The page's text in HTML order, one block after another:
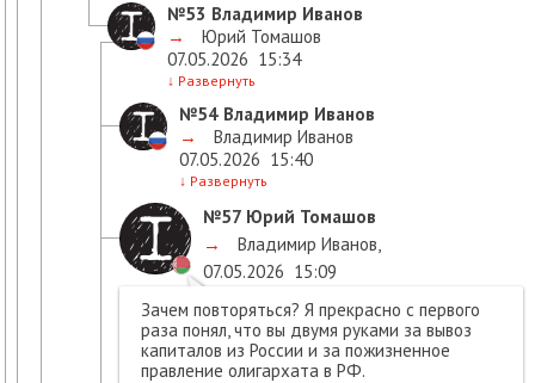
№53 Владимир Иванов
→
Юрий Томашов
07.05.2026 15:34
↓ Развернуть
№54 Владимир Иванов
→
Владимир Иванов
07.05.2026 15:40
↓ Развернуть
№57 Юрий Томашов
→
Владимир Иванов,
07.05.2026 15:09
Зачем повторяться? Я прекрасно с первого
раза понял, что вы двумя руками за вывоз
капиталов из России и за пожизненное
правление олигархата в РФ.